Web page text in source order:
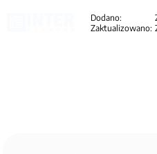
Dodano:
Zaktualizowano: